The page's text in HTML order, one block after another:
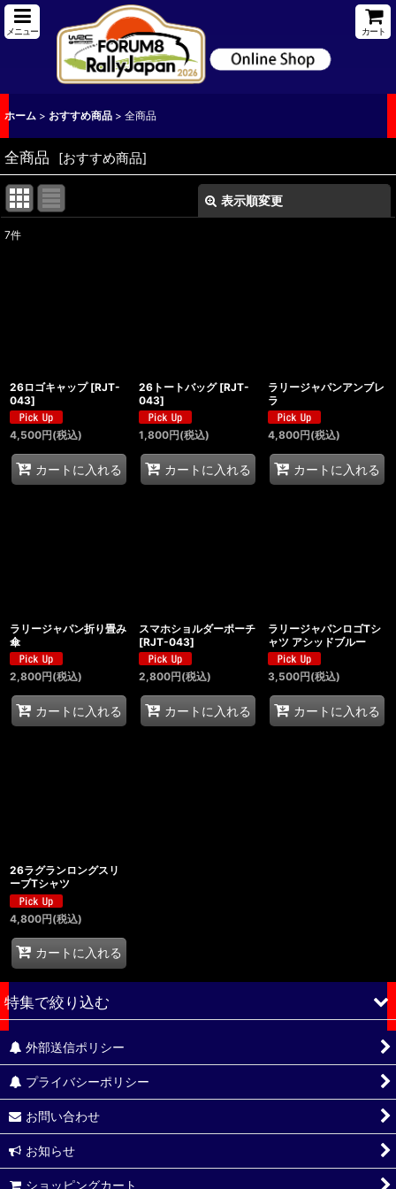
メニュー カート
ホーム > おすすめ商品 > 全商品
全商品 [おすすめ商品]
表示順変更
7件
26ロゴキャップ [RJT-
043]
4,500円(税込)
カートに入れる
26トートバッグ [RJT-
043]
1,800円(税込)
カートに入れる
ラリージャパンアンブレ
ラ
4,800円(税込)
カートに入れる
ラリージャパン折り畳み
傘
2,800円(税込)
カートに入れる
スマホショルダーポーチ
[RJT-043]
2,800円(税込)
カートに入れる
ラリージャパンロゴTシ
ャツ アシッドブルー
3,500円(税込)
カートに入れる
26ラグランロングスリ
ーブTシャツ
4,800円(税込)
カートに入れる
特集で絞り込む
全商品
キービジュアル
スタンプロゴ
外部送信ポリシー
プライバシーポリシー
お問い合わせ
お知らせ
ショッピングカート